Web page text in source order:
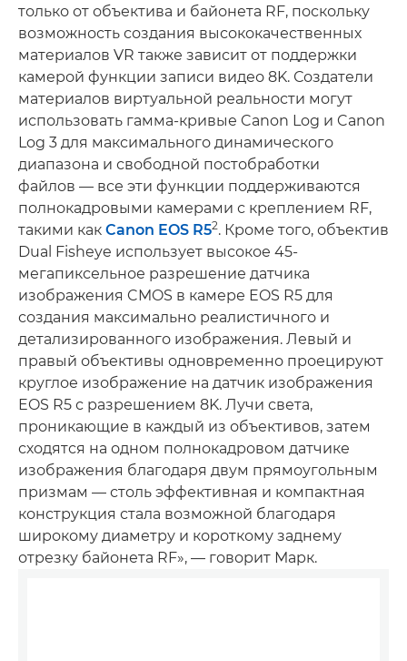
только от объектива и байонета RF, поскольку
возможность создания высококачественных
материалов VR также зависит от поддержки
камерой функции записи видео 8K. Создатели
материалов виртуальной реальности могут
использовать гамма-кривые Canon Log и Canon
Log 3 для максимального динамического
диапазона и свободной постобработки
файлов — все эти функции поддерживаются
полнокадровыми камерами с креплением RF,
такими как Canon EOS R52. Кроме того, объектив
Dual Fisheye использует высокое 45-
мегапиксельное разрешение датчика
изображения CMOS в камере EOS R5 для
создания максимально реалистичного и
детализированного изображения. Левый и
правый объективы одновременно проецируют
круглое изображение на датчик изображения
EOS R5 с разрешением 8K. Лучи света,
проникающие в каждый из объективов, затем
сходятся на одном полнокадровом датчике
изображения благодаря двум прямоугольным
призмам — столь эффективная и компактная
конструкция стала возможной благодаря
широкому диаметру и короткому заднему
отрезку байонета RF», — говорит Марк.